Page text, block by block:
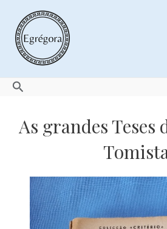
content
Search
As grandes Teses